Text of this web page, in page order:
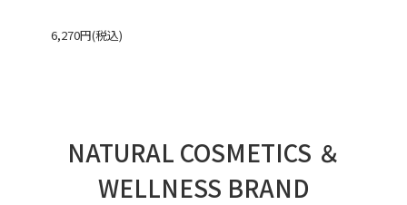
6,270円(税込)
NATURAL COSMETICS ＆
WELLNESS BRAND